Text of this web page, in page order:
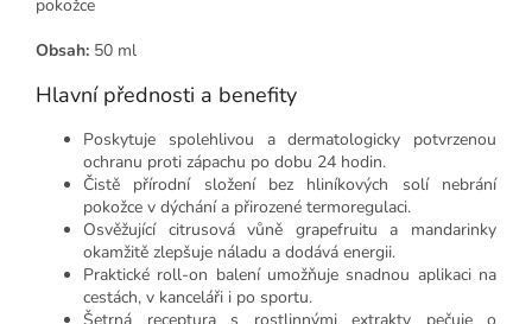
pokožce
Obsah: 50 ml
Hlavní přednosti a benefity
Poskytuje spolehlivou a dermatologicky potvrzenou
ochranu proti zápachu po dobu 24 hodin.
Čistě přírodní složení bez hliníkových solí nebrání
pokožce v dýchání a přirozené termoregulaci.
Osvěžující citrusová vůně grapefruitu a mandarinky
okamžitě zlepšuje náladu a dodává energii.
Praktické roll-on balení umožňuje snadnou aplikaci na
cestách, v kanceláři i po sportu.